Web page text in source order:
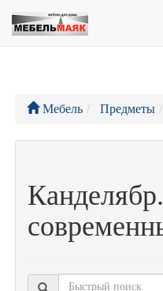
Мебель Предметы